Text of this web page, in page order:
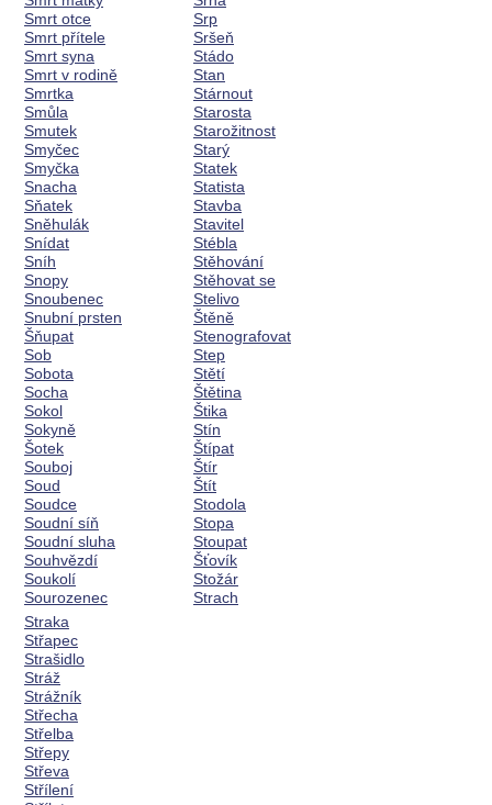
Smrt otce
Smrt přítele
Smrt syna
Smrt v rodině
Smrtka
Smůla
Smutek
Smyčec
Smyčka
Snacha
Sňatek
Sněhulák
Snídat
Sníh
Snopy
Snoubenec
Snubní prsten
Šňupat
Sob
Sobota
Socha
Sokol
Sokyně
Šotek
Souboj
Soud
Soudce
Soudní síň
Soudní sluha
Souhvězdí
Soukolí
Sourozenec
Srp
Sršeň
Stádo
Stan
Stárnout
Starosta
Starožitnost
Starý
Statek
Statista
Stavba
Stavitel
Stébla
Stěhování
Stěhovat se
Stelivo
Štěně
Stenografovat
Step
Stětí
Štětina
Štika
Stín
Štípat
Štír
Štít
Stodola
Stopa
Stoupat
Šťovík
Stožár
Strach
Straka
Střapec
Strašidlo
Stráž
Strážník
Střecha
Střelba
Střepy
Střeva
Střílení